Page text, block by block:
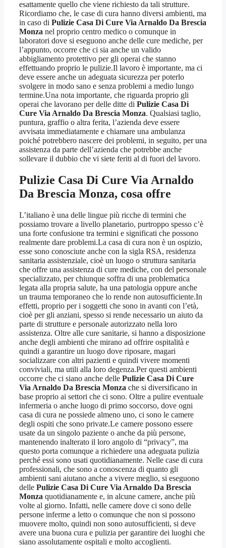
esattamente quello che viene richiesto da tali strutture.
Ricordiamo che, le case di cura hanno diversi ambienti, ma
in caso di Pulizie Casa Di Cure Via Arnaldo Da Brescia
Monza nel proprio centro medico o comunque in
laboratori dove si eseguono anche delle cure mediche, per
l’appunto, occorre che ci sia anche un valido
abbigliamento protettivo per gli operai che stanno
effettuando proprio le pulizie.Il lavoro è importante, ma ci
deve essere anche un adeguata sicurezza per poterlo
svolgere in modo sano e senza problemi a medio lungo
termine.Una nota importante, che riguarda proprio gli
operai che lavorano per delle ditte di Pulizie Casa Di
Cure Via Arnaldo Da Brescia Monza. Qualsiasi taglio,
puntura, graffio o altra ferita, l’azienda deve essere
avvisata immediatamente e chiamare una ambulanza
poiché potrebbero nascere dei problemi, in seguito, per una
assistenza da parte dell’azienda che potrebbe anche
sollevare il dubbio che vi siete feriti al di fuori del lavoro.
Pulizie Casa Di Cure Via Arnaldo
Da Brescia Monza, cosa offre
L’italiano è una delle lingue più ricche di termini che
possiamo trovare a livello planetario, purtroppo spesso c’è
una forte confusione tra termini e significati che possono
realmente dare problemi.La casa di cura non è un ospizio,
esse sono conosciute anche con la sigla RSA, residenza
sanitaria assistenziale, cioè un luogo o struttura sanitaria
che offre una assistenza di cure mediche, con del personale
specializzato, per chiunque soffra di una problematica
legata alla propria salute, ha una patologia oppure anche
un trauma temporaneo che lo rende non autosufficiente.In
effetti, proprio per i soggetti che sono in avanti con l’età,
cioè per gli anziani, spesso si rende necessario un aiuto da
parte di strutture e personale autorizzato nella loro
assistenza. Oltre alle cure sanitarie, si hanno a disposizione
anche degli ambienti che mirano ad offrire ospitalità e
quindi a garantire un luogo dove riposare, magari
socializzare con altri pazienti e quindi vivere momenti
conviviali, ma utili alla loro degenza.Per questi ambienti
occorre che ci siano anche delle Pulizie Casa Di Cure
Via Arnaldo Da Brescia Monza che si diversificano in
base proprio ai settori che ci sono. Oltre a pulire eventuale
infermeria o anche luogo di primo soccorso, dove ogni
casa di cura ne possiede almeno uno, ci sono le camere
degli ospiti che sono private.Le camere possono essere
usate da un singolo paziente o anche da più persone,
mantenendo inalterato il loro angolo di “privacy”, ma
questo porta comunque a richiedere una adeguata pulizia
perché essi sono usati quotidianamente. Nelle case di cura
professionali, che sono a conoscenza di quanto gli
ambienti sani aiutano anche a vivere meglio, si eseguono
delle Pulizie Casa Di Cure Via Arnaldo Da Brescia
Monza quotidianamente e, in alcune camere, anche più
volte al giorno. Infatti, nelle camere dove ci sono delle
persone inferme a letto o comunque che non si possono
muovere molto, quindi non sono autosufficienti, si deve
avere una buona cura e pulizia per garantire dei luoghi che
siano assolutamente ospitali e molto accoglienti.